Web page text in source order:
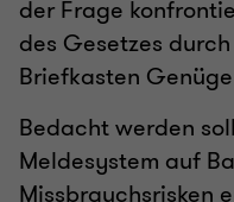
der Frage
des Gesetzes
Briefkasten
Bedacht werden
Meldesystem auf
Missbrauchsrisken